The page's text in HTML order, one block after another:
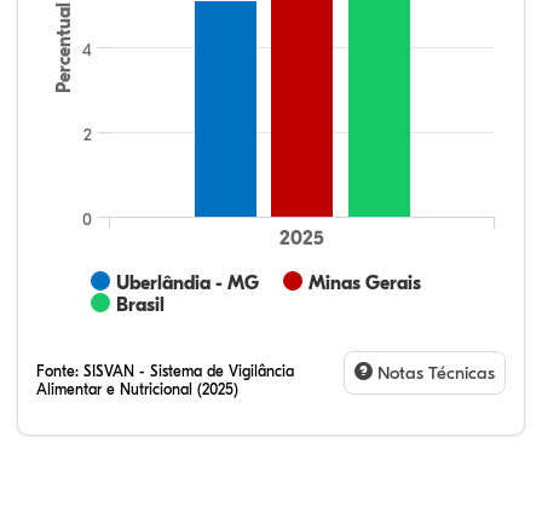
Percentual
Uberlândia - MG
Minas Gerais
Brasil
2025
0
2
4
Fonte: SISVAN - Sistema de Vigilância
Alimentar e Nutricional (2025)
Notas Técnicas